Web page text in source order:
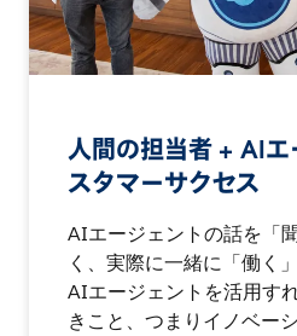
人間の担当者 + AIエ
スタマーサクセス
AIエージェントの話を「
く、実際に一緒に「働く
AIエージェントを活用す
きこと、つまりイノベー